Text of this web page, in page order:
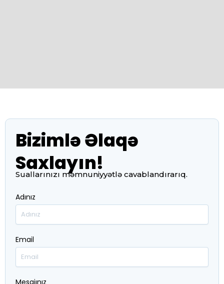
Bizimlə Əlaqə
Saxlayın!
Suallarınızı məmnuniyyətlə cavablandırarıq.
Adınız
Email